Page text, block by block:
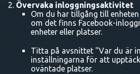
Övervaka inloggningsaktivitet
Om du har tillgång till
om det finns Facebook-
enheter eller platser.
Titta på avsnittet "Var du är
inställningarna för att
oväntade platser.